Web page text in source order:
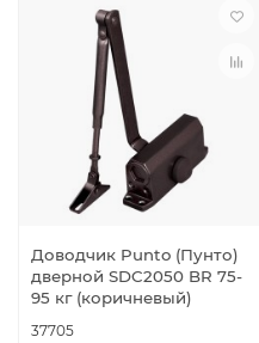
Доводчик Punto (Пунто)
дверной SDC2050 BR 75-
95 кг (коричневый)
37705